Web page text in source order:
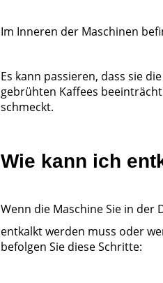
Im Inneren der Maschinen
Es kann passieren, dass sie
gebrühten Kaffees
schmeckt.
Wie kann ich
Wenn die Maschine Sie in der
entkalkt werden muss oder
befolgen Sie diese Schritte: